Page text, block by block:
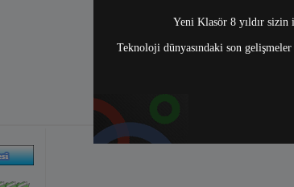
Yeni Klasör 8 yıldır sizin
Teknoloji dünyasındaki son